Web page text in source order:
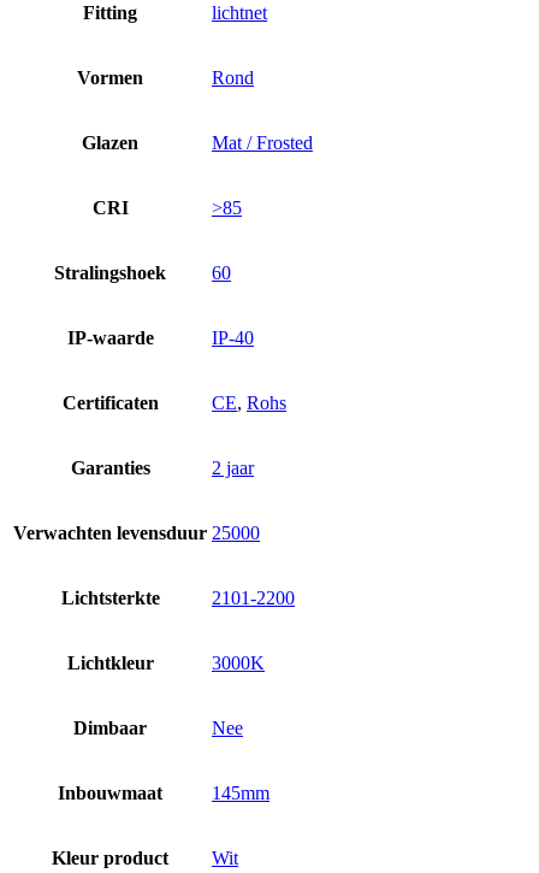
Fitting lichtnet
Vormen Rond
Glazen Mat / Frosted
CRI >85
Stralingshoek 60
IP-waarde IP-40
Certificaten CE, Rohs
Garanties 2 jaar
Verwachten levensduur 25000
Lichtsterkte 2101-2200
Lichtkleur 3000K
Dimbaar Nee
Inbouwmaat 145mm
Kleur product Wit